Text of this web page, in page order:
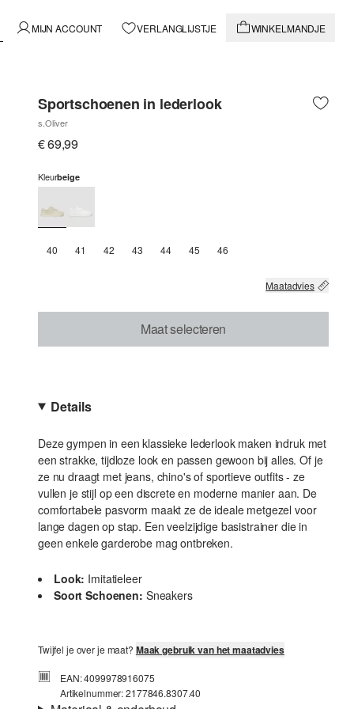
MIJN ACCOUNT VERLANGLIJSTJE WINKELMANDJE
Sportschoenen in lederlook
s.Oliver
€ 69,99
Kleurbeige
40 41 42 43 44 45 46
Maatadvies
Maat selecteren
Details
Deze gympen in een klassieke lederlook maken indruk met
een strakke, tijdloze look en passen gewoon bij alles. Of je
ze nu draagt met jeans, chino's of sportieve outfits - ze
vullen je stijl op een discrete en moderne manier aan. De
comfortabele pasvorm maakt ze de ideale metgezel voor
lange dagen op stap. Een veelzijdige basistrainer die in
geen enkele garderobe mag ontbreken.
Look: Imitatieleer
Soort Schoenen: Sneakers
Twijfel je over je maat? Maak gebruik van het maatadvies
EAN: 4099978916075
Artikelnummer: 2177846.8307.40